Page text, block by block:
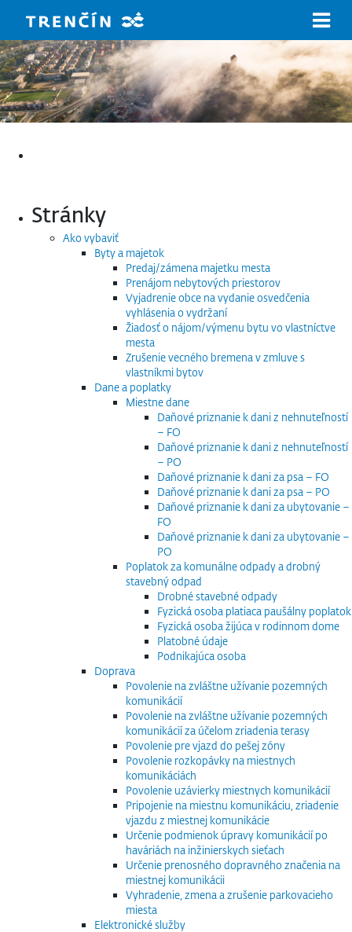
Stránky
Ako vybaviť
Byty a majetok
Predaj/zámena majetku mesta
Prenájom nebytových priestorov
Vyjadrenie obce na vydanie osvedčenia
vyhlásenia o vydržaní
Žiadosť o nájom/výmenu bytu vo vlastníctve
mesta
Zrušenie vecného bremena v zmluve s
vlastníkmi bytov
Dane a poplatky
Miestne dane
Daňové priznanie k dani z nehnuteľností
– FO
Daňové priznanie k dani z nehnuteľností
– PO
Daňové priznanie k dani za psa – FO
Daňové priznanie k dani za psa – PO
Daňové priznanie k dani za ubytovanie –
FO
Daňové priznanie k dani za ubytovanie –
PO
Poplatok za komunálne odpady a drobný
stavebný odpad
Drobné stavebné odpady
Fyzická osoba platiaca paušálny poplatok
Fyzická osoba žijúca v rodinnom dome
Platobné údaje
Podnikajúca osoba
Doprava
Povolenie na zvláštne užívanie pozemných
komunikácií
Povolenie na zvláštne užívanie pozemných
komunikácií za účelom zriadenia terasy
Povolenie pre vjazd do pešej zóny
Povolenie rozkopávky na miestnych
komunikáciách
Povolenie uzávierky miestnych komunikácií
Pripojenie na miestnu komunikáciu, zriadenie
vjazdu z miestnej komunikácie
Určenie podmienok úpravy komunikácií po
haváriách na inžinierskych sieťach
Určenie prenosného dopravného značenia na
miestnej komunikácii
Vyhradenie, zmena a zrušenie parkovacieho
miesta
Elektronické služby